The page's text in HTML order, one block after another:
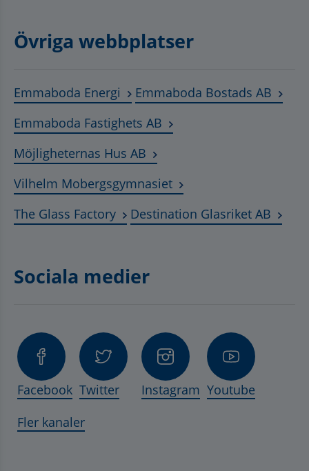
Övriga webbplatser
Emmaboda Energi Länk till annan webbplats,
Emmaboda Bostads AB
Emmaboda Fastighets AB Länk till annan
Möjligheternas Hus AB Länk till annan webbplats,
Vilhelm MobergsgymnasietLänk till annan
The Glass FactoryLänk till annan webbplats,
Destination Glasriket AB
Sociala medier
Facebook Twitter Instagram Youtube
Fler kanaler